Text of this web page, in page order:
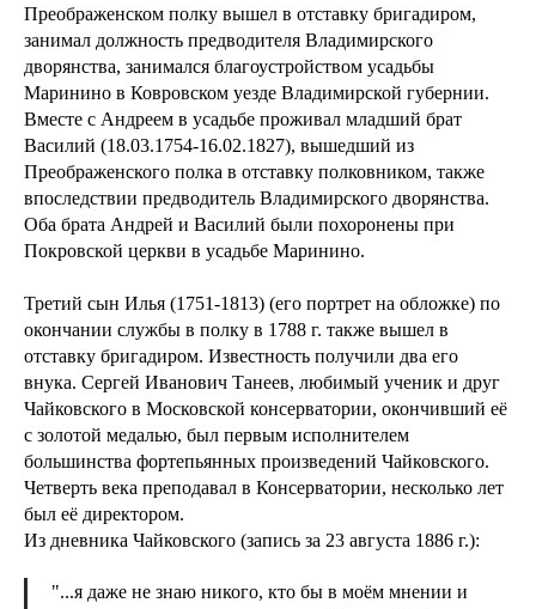
Преображенском полку вышел в отставку бригадиром,
занимал должность предводителя Владимирского
дворянства, занимался благоустройством усадьбы
Маринино в Ковровском уезде Владимирской губернии.
Вместе с Андреем в усадьбе проживал младший брат
Василий (18.03.1754-16.02.1827), вышедший из
Преображенского полка в отставку полковником, также
впоследствии предводитель Владимирского дворянства.
Оба брата Андрей и Василий были похоронены при
Покровской церкви в усадьбе Маринино.
Третий сын Илья (1751-1813) (его портрет на обложке) по
окончании службы в полку в 1788 г. также вышел в
отставку бригадиром. Известность получили два его
внука. Сергей Иванович Танеев, любимый ученик и друг
Чайковского в Московской консерватории, окончивший её
с золотой медалью, был первым исполнителем
большинства фортепьянных произведений Чайковского.
Четверть века преподавал в Консерватории, несколько лет
был её директором.
Из дневника Чайковского (запись за 23 августа 1886 г.):
"...я даже не знаю никого, кто бы в моём мнении и